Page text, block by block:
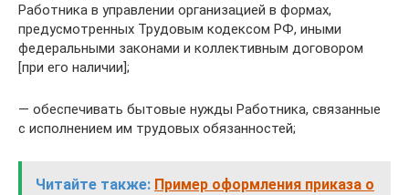
Работника в управлении организацией в формах,
предусмотренных Трудовым кодексом РФ, иными
федеральными законами и коллективным договором
[при его наличии];
— обеспечивать бытовые нужды Работника, связанные
с исполнением им трудовых обязанностей;
Читайте также: Пример оформления приказа о